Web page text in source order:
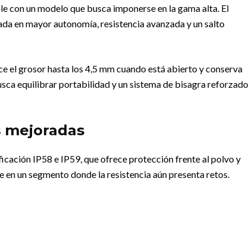
con un modelo que busca imponerse en la gama alta. El
en mayor autonomía, resistencia avanzada y un salto
el grosor hasta los 4,5 mm cuando está abierto y conserva
equilibrar portabilidad y un sistema de bisagra reforzado
mejoradas
IP58 e IP59, que ofrece protección frente al polvo y
un segmento donde la resistencia aún presenta retos.